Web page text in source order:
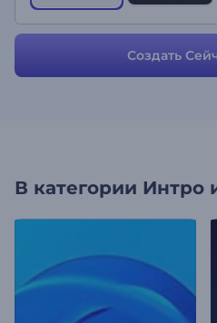
Создать
В категории Интро